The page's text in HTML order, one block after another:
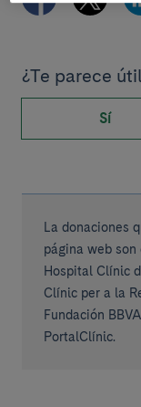
¿Te parece
Sí
La donaciones
página web
Hospital Clínic
Clínic per a la
Fundación
PortalClínic.